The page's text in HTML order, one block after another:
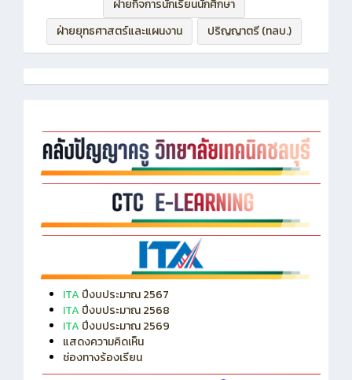
ฝ่ายยุทธศาสตร์และแผนงาน
ปริญญาตรี (ทลบ.)
ITAปีงบประมาณ 2567
ITA ปีงบประมาณ 2568
ITA ปีงบประมาณ 2569
แสดงความคิดเห็น
ช่องทางร้องเรียน